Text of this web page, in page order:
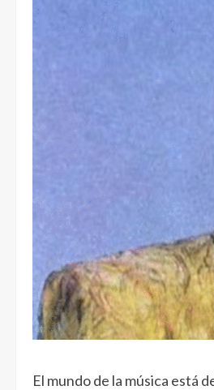
El mundo de la música está